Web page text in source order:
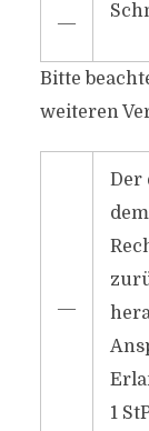
―
Bitte
weiteren
―
Der
1